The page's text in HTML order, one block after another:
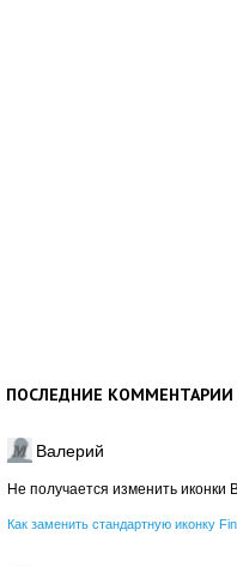
ПОСЛЕДНИЕ КОММЕНТАРИИ
Валерий
Не получается изменить
Как заменить стандартную иконку